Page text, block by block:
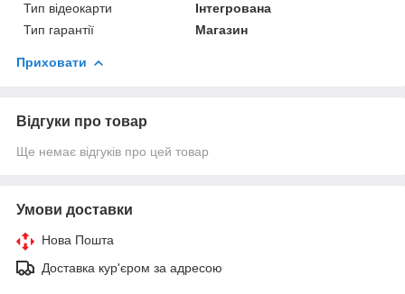
Тип відеокарти
Інтегрована
Тип гарантії
Магазин
Приховати
Відгуки про товар
Ще немає відгуків про цей товар
Умови доставки
Нова Пошта
Доставка кур'єром за адресою